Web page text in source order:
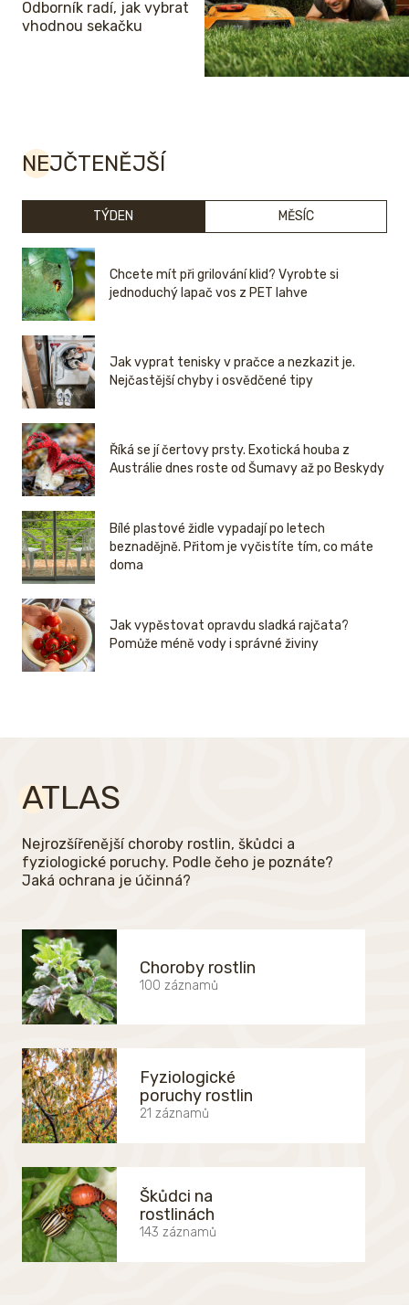
Odborník radí, jak vybrat
vhodnou sekačku
NEJČTENĚJŠÍ
TÝDEN MĚSÍC
Chcete mít při grilování klid? Vyrobte si
jednoduchý lapač vos z PET lahve
Jak vyprat tenisky v pračce a nezkazit je.
Nejčastější chyby i osvědčené tipy
Říká se jí čertovy prsty. Exotická houba z
Austrálie dnes roste od Šumavy až po Beskydy
Bílé plastové židle vypadají po letech
beznadějně. Přitom je vyčistíte tím, co máte
doma
Jak vypěstovat opravdu sladká rajčata?
Pomůže méně vody i správné živiny
ATLAS
Nejrozšířenější choroby rostlin, škůdci a
fyziologické poruchy. Podle čeho je poznáte?
Jaká ochrana je účinná?
Choroby rostlin
100 záznamů
Fyziologické
poruchy rostlin
21 záznamů
Škůdci na
rostlinách
143 záznamů